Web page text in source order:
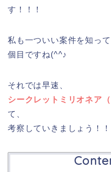
す！！！
私も一ついい案件を知っ
個目ですね(^^♪
それでは早速、
シークレットミリオネア
て、
考察していきましょう！